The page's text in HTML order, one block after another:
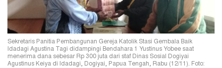
Sekretaris Panitia Pembangunan Gereja Katolik Stasi Gembala Baik
Idadagi Agustina Tagi didampingi Bendahara 1 Yustinus Yobee saat
menerima dana sebesar Rp 300 juta dari staf Dinas Sosial Dogiyai
Agustinus Keiya di Idadagi, Dogiyai, Papua Tengah, Rabu (12/11). Foto: